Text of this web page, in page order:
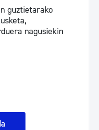
guztietarako
nagusiekin